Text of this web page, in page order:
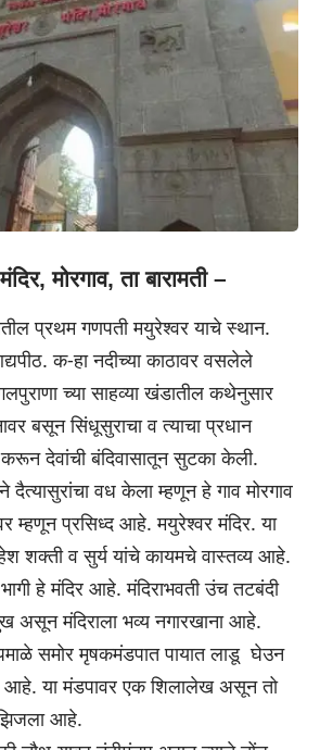
मोरगाव, ता बारामती –
प्रथम गणपती मयुरेश्वर याचे स्थान.
क-हा नदीच्या काठावर वसलेले
च्या साहव्या खंडातील कथेनुसार
बसून सिंधूसुराचा व त्याचा प्रधान
देवांची बंदिवासातून सुटका केली.
वध केला म्हणून हे गाव मोरगाव
म्हणून प्रसिध्द आहे. मयुरेश्वर मंदिर. या
शक्ती व सुर्य यांचे कायमचे वास्तव्य आहे.
हे मंदिर आहे. मंदिराभवती उंच तटबंदी
असून मंदिराला भव्य नगारखाना आहे.
समोर मृषकमंडपात पायात लाडू घेउन
आहे. या मंडपावर एक शिलालेख असून तो
झिजला आहे.